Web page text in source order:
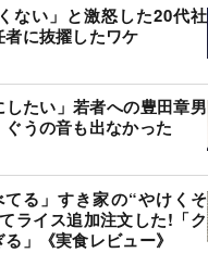
ない」と激怒した20代社
に抜擢したワケ
したい」若者への豊田章男
うの音も出なかった
てる」すき家の“やけくそ
ライス追加注文した!「ク
」《実食レビュー》